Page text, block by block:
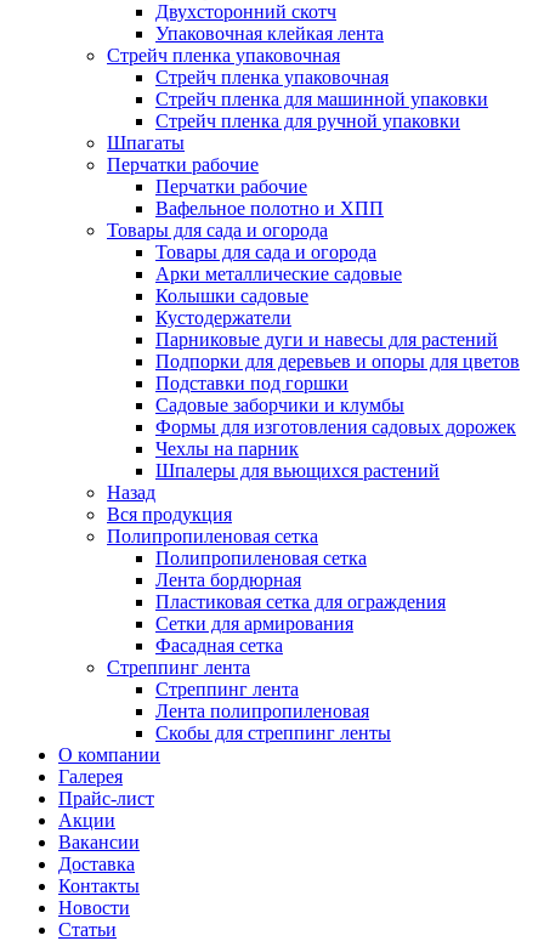
Двухсторонний скотч
Упаковочная клейкая лента
Стрейч пленка упаковочная
Стрейч пленка упаковочная
Стрейч пленка для машинной упаковки
Стрейч пленка для ручной упаковки
Шпагаты
Перчатки рабочие
Перчатки рабочие
Вафельное полотно и ХПП
Товары для сада и огорода
Товары для сада и огорода
Арки металлические садовые
Колышки садовые
Кустодержатели
Парниковые дуги и навесы для растений
Подпорки для деревьев и опоры для цветов
Подставки под горшки
Садовые заборчики и клумбы
Формы для изготовления садовых дорожек
Чехлы на парник
Шпалеры для вьющихся растений
Назад
Вся продукция
Полипропиленовая сетка
Полипропиленовая сетка
Лента бордюрная
Пластиковая сетка для ограждения
Сетки для армирования
Фасадная сетка
Стреппинг лента
Стреппинг лента
Лента полипропиленовая
Скобы для стреппинг ленты
О компании
Галерея
Прайс-лист
Акции
Вакансии
Доставка
Контакты
Новости
Статьи